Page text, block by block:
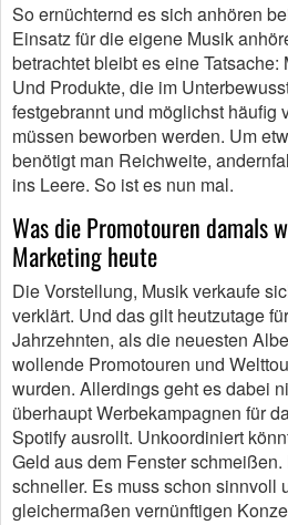
So ernüchternd es sich anhören
Einsatz für die eigene Musik
betrachtet bleibt es eine Tatsache:
Und Produkte, die im
festgebrannt und möglichst häufig
müssen beworben werden. Um
benötigt man Reichweite,
ins Leere. So ist es nun mal.
Was die Promotouren damals
Marketing heute
Die Vorstellung, Musik verkaufe
verklärt. Und das gilt heutzutage
Jahrzehnten, als die neuesten
wollende Promotouren und
wurden. Allerdings geht es dabei
überhaupt Werbekampagnen für
Spotify ausrollt. Unkoordiniert
Geld aus dem Fenster
schneller. Es muss schon sinnvoll
gleichermaßen vernünftigen